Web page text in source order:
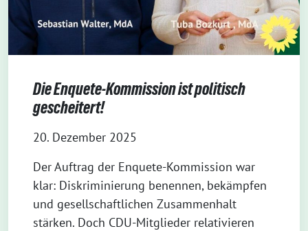
Die Enquete-Kommission ist politisch
gescheitert!
20. Dezember 2025
Der Auftrag der Enquete-Kommission war
klar: Diskriminierung benennen, bekämpfen
und gesellschaftlichen Zusammenhalt
stärken. Doch CDU-Mitglieder relativieren